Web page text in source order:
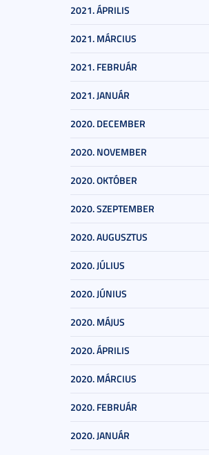
2021. ÁPRILIS
2021. MÁRCIUS
2021. FEBRUÁR
2021. JANUÁR
2020. DECEMBER
2020. NOVEMBER
2020. OKTÓBER
2020. SZEPTEMBER
2020. AUGUSZTUS
2020. JÚLIUS
2020. JÚNIUS
2020. MÁJUS
2020. ÁPRILIS
2020. MÁRCIUS
2020. FEBRUÁR
2020. JANUÁR